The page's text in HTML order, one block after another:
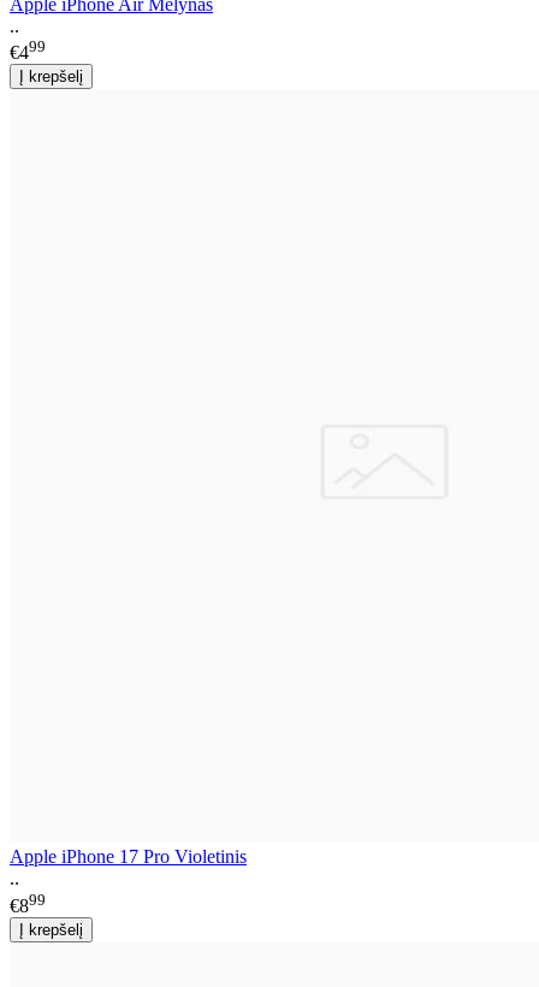
Apple iPhone Air Mėlynas
..
€499
Apple iPhone 17 Pro Violetinis
..
€899